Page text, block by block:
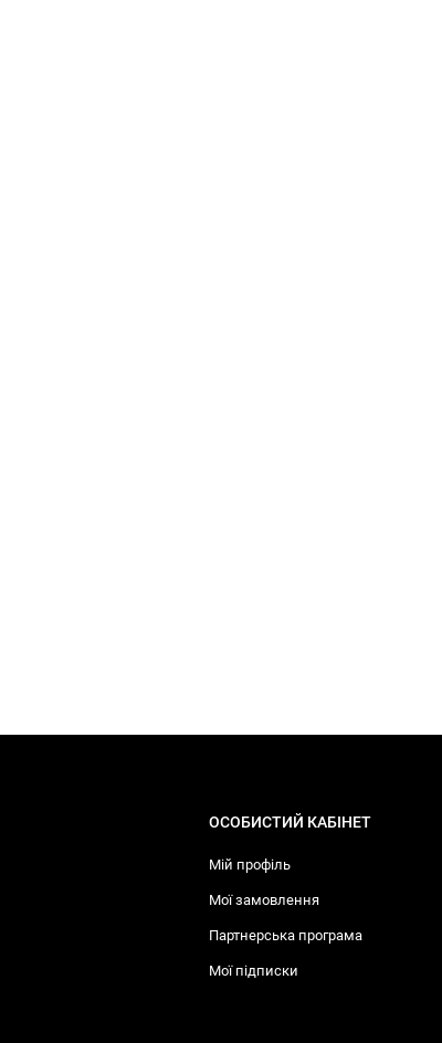
ОСОБИСТИЙ КАБІНЕТ
Мій профіль
Мої замовлення
Партнерська програма
Мої підписки